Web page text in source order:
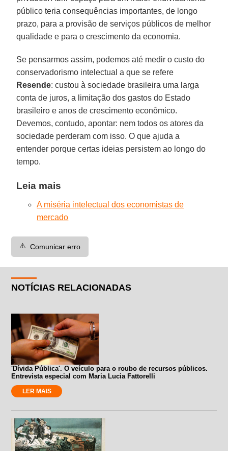
público teria consequências importantes, de longo
prazo, para a provisão de serviços públicos de melhor
qualidade e para o crescimento da economia.
Se pensarmos assim, podemos até medir o custo do
conservadorismo intelectual a que se refere
Resende: custou à sociedade brasileira uma larga
conta de juros, a limitação dos gastos do Estado
brasileiro e anos de crescimento econômico.
Devemos, contudo, apontar: nem todos os atores da
sociedade perderam com isso. O que ajuda a
entender porque certas ideias persistem ao longo do
tempo.
Leia mais
A miséria intelectual dos economistas de
mercado
⚠️ Comunicar erro
NOTÍCIAS RELACIONADAS
'Dívida Pública'. O veículo para o roubo de recursos públicos.
Entrevista especial com Maria Lucia Fattorelli
LER MAIS